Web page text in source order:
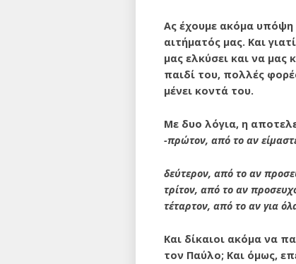
Ας έχουμε ακόμα υπόψη
αιτήματός μας. Και
μας ελκύσει και να μας
παιδί του, πολλές
μένει κοντά του.
Με δυο λόγια, η
-πρώτον, από το αν
δεύτερον, από το αν
τρίτον, από το αν
τέταρτον, από το αν για
Και δίκαιοι ακόμα να
τον Παύλο; Και όμως,